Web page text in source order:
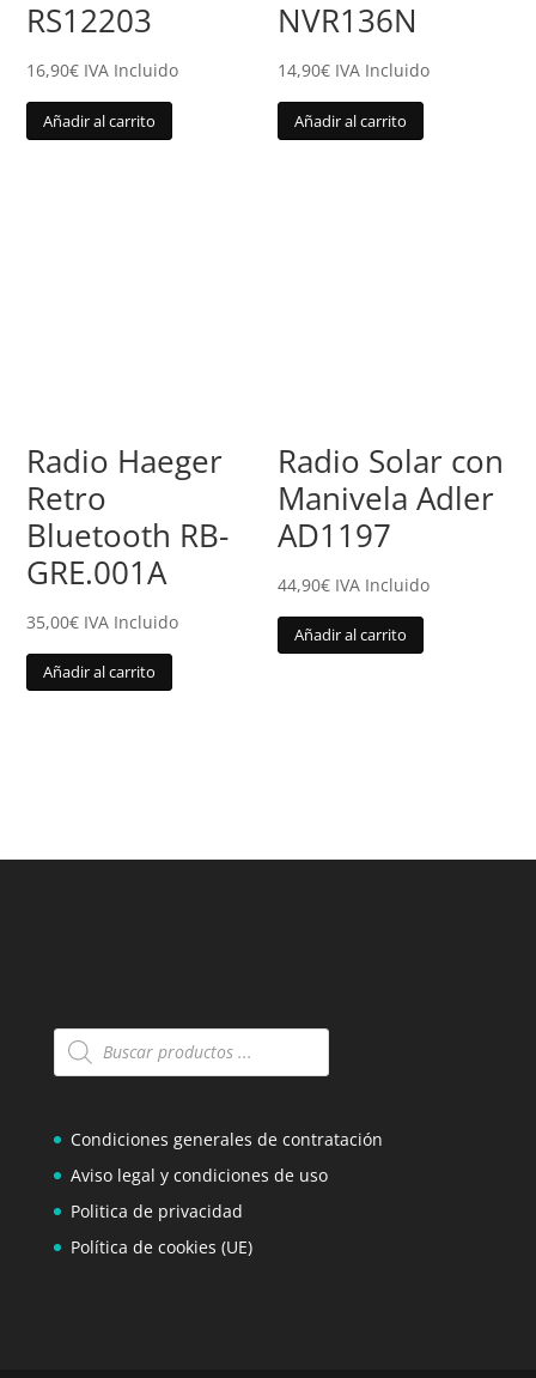
RS12203
16,90€ IVA Incluido
Añadir al carrito
NVR136N
14,90€ IVA Incluido
Añadir al carrito
Radio Haeger
Retro
Bluetooth RB-
GRE.001A
35,00€ IVA Incluido
Añadir al carrito
Radio Solar con
Manivela Adler
AD1197
44,90€ IVA Incluido
Añadir al carrito
Búsqueda
de
Condiciones generales de contratación
Aviso legal y condiciones de uso
Politica de privacidad
Política de cookies (UE)